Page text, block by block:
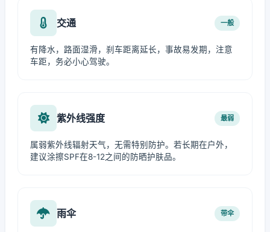
交通 一般
有降水，路面湿滑，刹车距离延长，事故易发期，注意
车距，务必小心驾驶。
紫外线强度 最弱
属弱紫外线辐射天气，无需特别防护。若长期在户外，
建议涂擦SPF在8-12之间的防晒护肤品。
雨伞 带伞